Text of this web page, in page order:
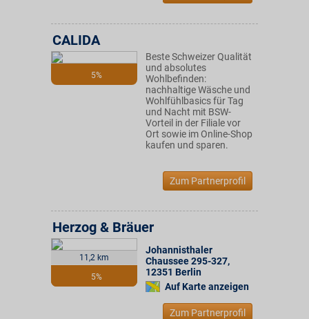
5%
CALIDA
Beste Schweizer Qualität
und absolutes
Wohlbefinden:
nachhaltige Wäsche und
Wohlfühlbasics für Tag
und Nacht mit BSW-
Vorteil in der Filiale vor
Ort sowie im Online-Shop
kaufen und sparen.
Zum Partnerprofil
11,2 km
5%
Herzog & Bräuer
Johannisthaler
Chaussee 295-327,
12351 Berlin
Auf Karte anzeigen
Zum Partnerprofil